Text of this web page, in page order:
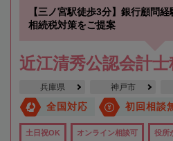
【三ノ宮駅徒歩3分】銀行顧問
相続税対策をご提案
近江清秀公認会計
兵庫県 神戸市
全国対応 初回相談
土日祝OK オンライン相談可 役所